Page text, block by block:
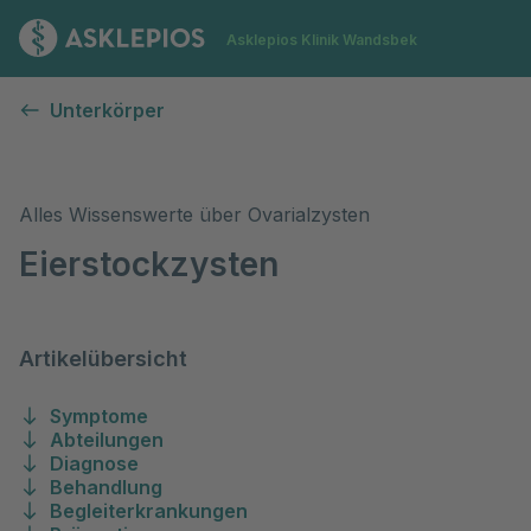
Zur Startseite
Asklepios Klinik Wandsbek
Unterkörper
Alles Wissenswerte über Ovarialzysten
Eierstockzysten
Artikelübersicht
Symptome
Abteilungen
Diagnose
Behandlung
Begleiterkrankungen